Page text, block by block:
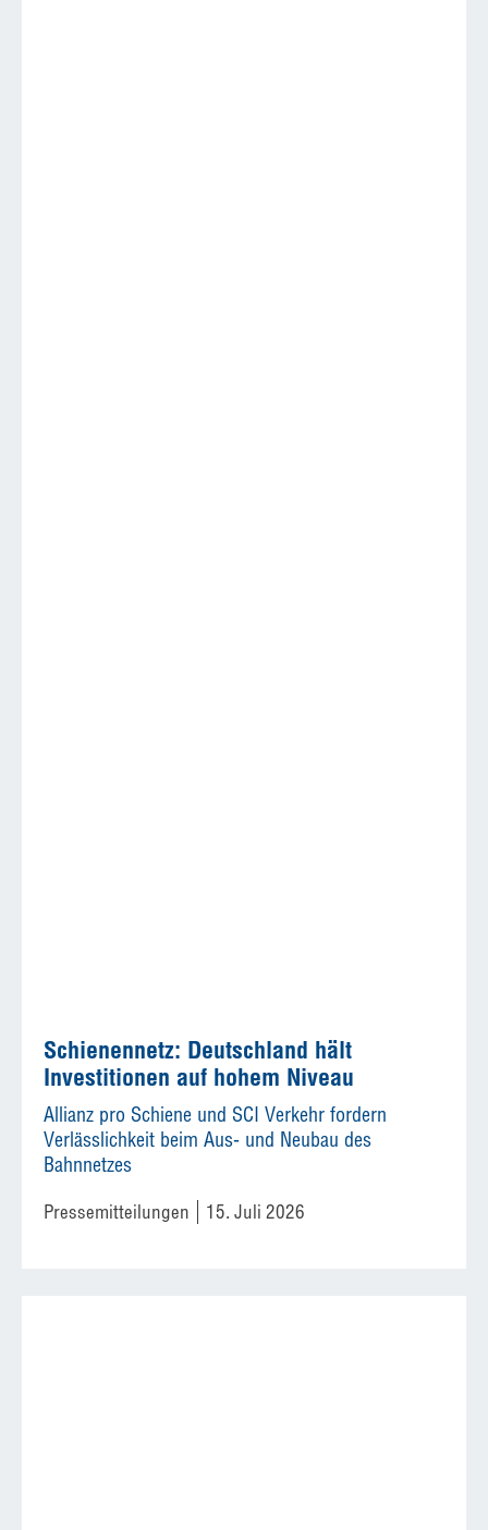
Schienennetz: Deutschland hält
Investitionen auf hohem Niveau
Allianz pro Schiene und SCI Verkehr fordern
Verlässlichkeit beim Aus- und Neubau des
Bahnnetzes
Pressemitteilungen 15. Juli 2026